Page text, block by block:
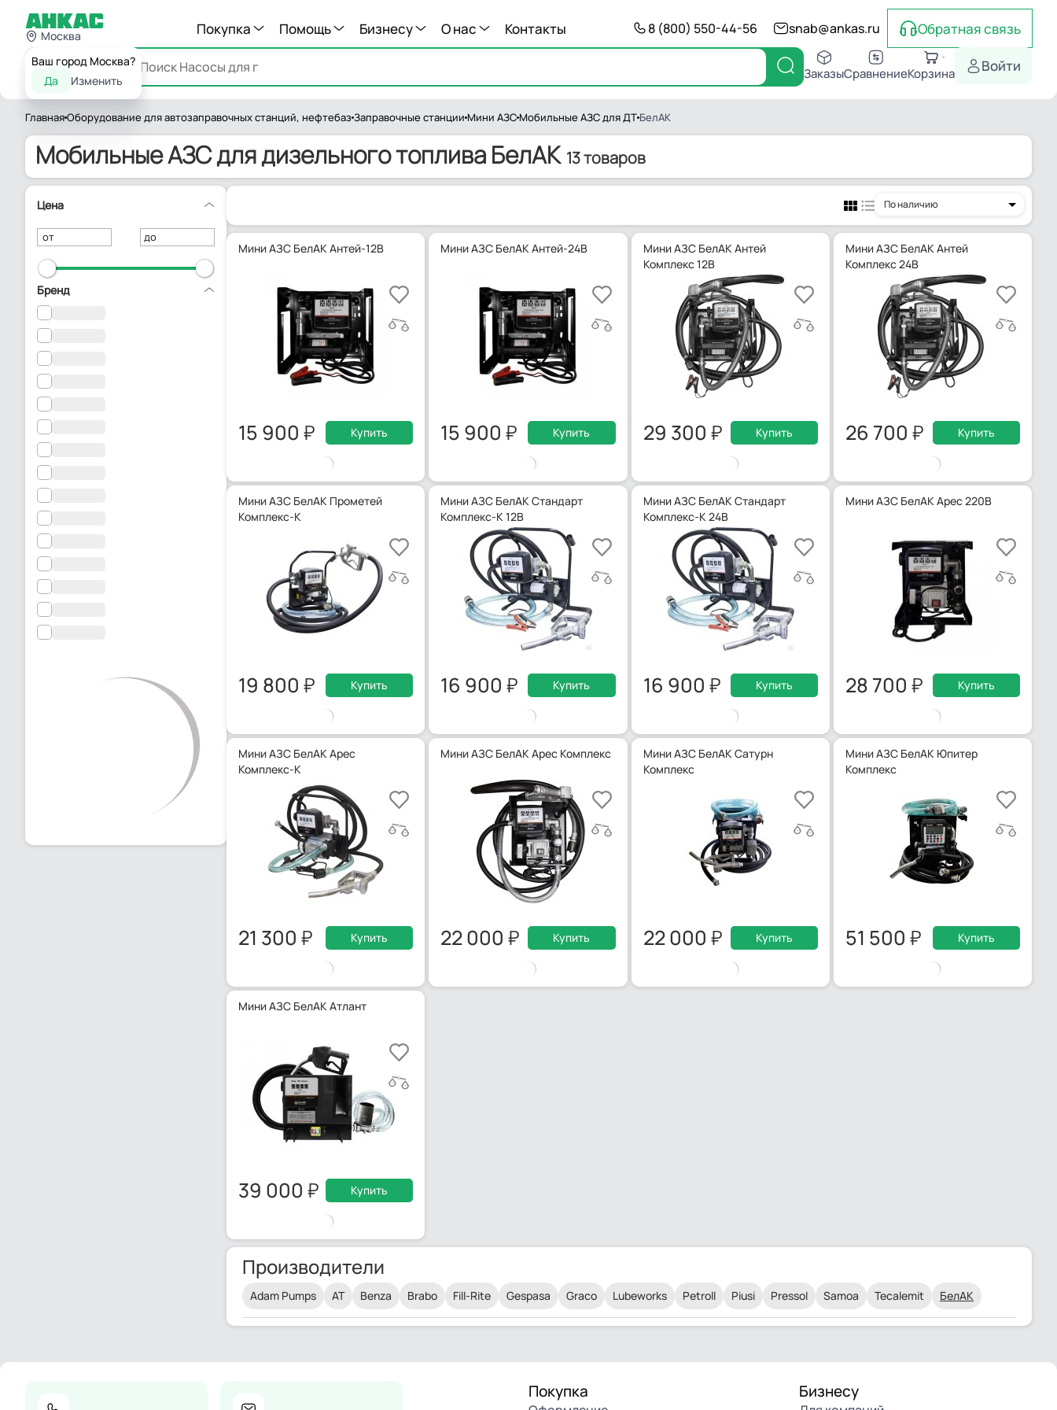
Москва
Ваш город Москва?
Да
Изменить
Покупка Помощь Бизнесу О нас Контакты 8 (800) 550-44-56 snab@ankas.ru Обратная связь
Каталог ЗаказыСравнениеКорзина Войти
ГлавнаяОборудование для автозаправочных станций, нефтебаз Заправочные станции Мини АЗС Мобильные АЗС для ДТ БелАК
Мобильные АЗС для дизельного топлива БелАК 13 товаров
Цена
от до
Бренд
По наличию
Мини АЗС БелАК Антей-12В
15 900 Купить
Мини АЗС БелАК Антей-24В
15 900 Купить
Мини АЗС БелАК Антей
Комплекс 12В
29 300 Купить
Мини АЗС БелАК Антей
Комплекс 24В
26 700 Купить
Мини АЗС БелАК Прометей
Комплекс-К
19 800 Купить
Мини АЗС БелАК Стандарт
Комплекс-К 12В
16 900 Купить
Мини АЗС БелАК Стандарт
Комплекс-К 24В
16 900 Купить
Мини АЗС БелАК Арес 220В
28 700 Купить
Мини АЗС БелАК Арес
Комплекс-К
21 300 Купить
Мини АЗС БелАК Арес Комплекс
22 000 Купить
Мини АЗС БелАК Сатурн
Комплекс
22 000 Купить
Мини АЗС БелАК Юпитер
Комплекс
51 500 Купить
Мини АЗС БелАК Атлант
39 000 Купить
Производители
Adam Pumps AT Benza Brabo Fill-Rite Gespasa Graco Lubeworks Petroll Piusi Pressol Samoa Tecalemit БелАК
Покупка Бизнесу